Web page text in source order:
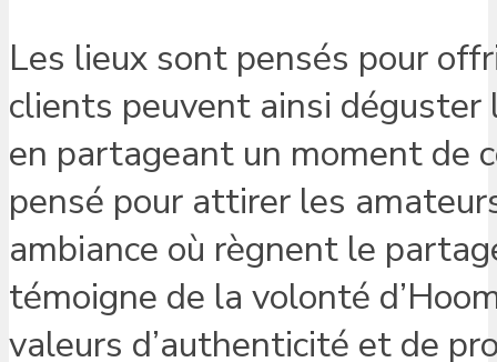
Les lieux sont pensés pour
clients peuvent ainsi déguster
en partageant un moment de
pensé pour attirer les
ambiance où règnent le
témoigne de la volonté
valeurs d’authenticité et de